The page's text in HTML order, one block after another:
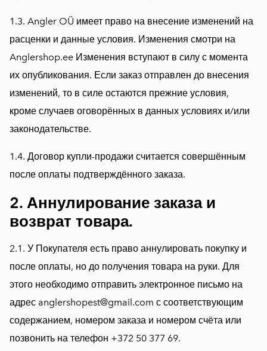
1.3. Angler OÜ имеет право на внесение изменений на
расценки и данные условия. Изменения смотри на
Anglershop.ee Изменения вступают в силу с момента
их опубликования. Если заказ отправлен до внесения
изменений, то в силе остаются прежние условия,
кроме случаев оговорённых в данных условиях и/или
законодательстве.
1.4. Договор купли-продажи считается совершённым
после оплаты подтверждённого заказа.
​2. Аннулирование заказа и
возврат товара.
​2.1. У Покупателя есть право аннулировать покупку и
после оплаты, но до получения товара на руки. Для
этого необходимо отправить электронное письмо на
адрес anglershopest@gmail.com с соответствующим
содержанием, номером заказа и номером счёта или
позвонить на телефон +372 50 377 69.